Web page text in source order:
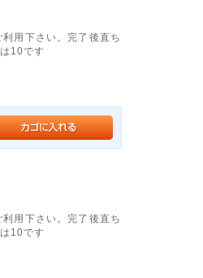
用下さい。完了後直ち
10です
用下さい。完了後直ち
10です